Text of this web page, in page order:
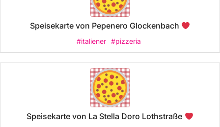
Speisekarte von Pepenero Glockenbach
#italiener #pizzeria
Speisekarte von La Stella Doro Lothstraße